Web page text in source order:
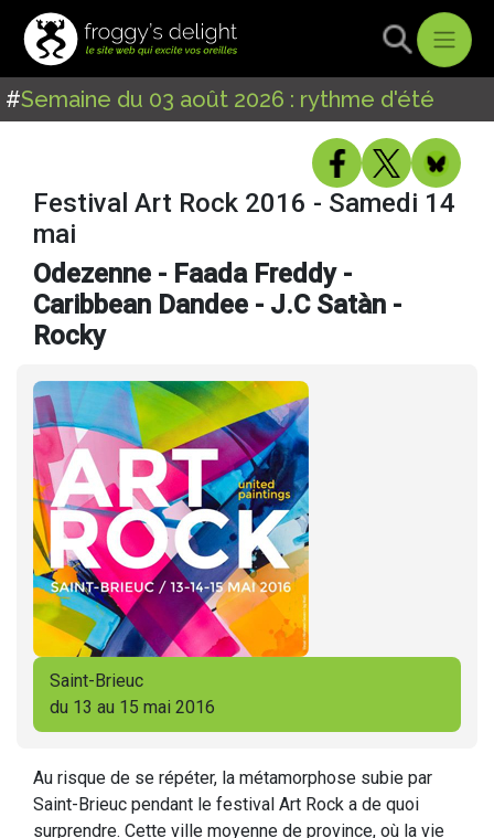
#Semaine du 03 août 2026 : rythme d'été
Festival Art Rock 2016 - Samedi 14
mai
Odezenne - Faada Freddy -
Caribbean Dandee - J.C Satàn -
Rocky
Saint-Brieuc
du 13 au 15 mai 2016
Au risque de se répéter, la métamorphose subie par
Saint-Brieuc pendant le festival Art Rock a de quoi
surprendre. Cette ville moyenne de province, où la vie